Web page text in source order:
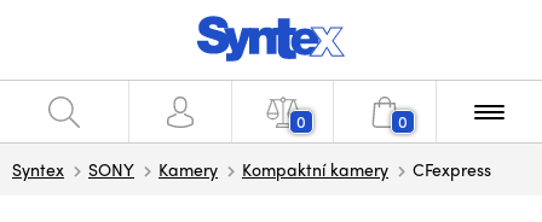
0 0
Syntex SONY Kamery Kompaktní kamery CFexpress